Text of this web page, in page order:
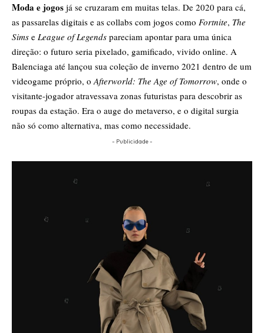
Moda e jogos já se cruzaram em muitas telas. De 2020 para cá,
as passarelas digitais e as collabs com jogos como Fortnite, The
Sims e League of Legends pareciam apontar para uma única
direção: o futuro seria pixelado, gamificado, vivido online. A
Balenciaga até lançou sua coleção de inverno 2021 dentro de um
videogame próprio, oAfterworld: The Age of Tomorrow, onde o
visitante-jogador atravessava zonas futuristas para descobrir as
roupas da estação. Era o auge do metaverso, e o digital surgia
não só como alternativa, mas como necessidade.
- Publicidade -